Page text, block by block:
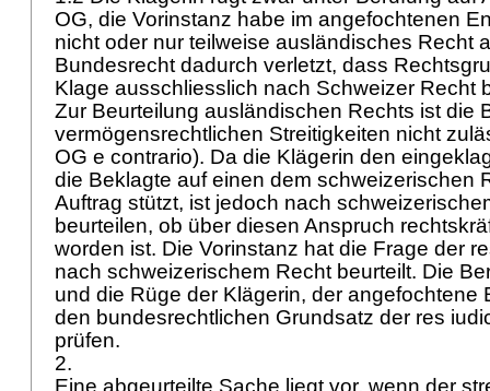
OG, die Vorinstanz habe im angefochtenen
nicht oder nur teilweise ausländisches Recht
Bundesrecht dadurch verletzt, dass
Klage ausschliesslich nach Schweizer Recht
Zur Beurteilung ausländischen Rechts ist die
vermögensrechtlichen Streitigkeiten nicht
OG e contrario). Da die Klägerin den
die Beklagte auf einen dem schweizerischen
Auftrag stützt, ist jedoch nach
beurteilen, ob über diesen Anspruch
worden ist. Die Vorinstanz hat die Frage der
nach schweizerischem Recht beurteilt. Die
und die Rüge der Klägerin, der angefochtene
den bundesrechtlichen Grundsatz der res
prüfen.
2.
Eine abgeurteilte Sache liegt vor, wenn der